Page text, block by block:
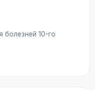
болезней 10-го